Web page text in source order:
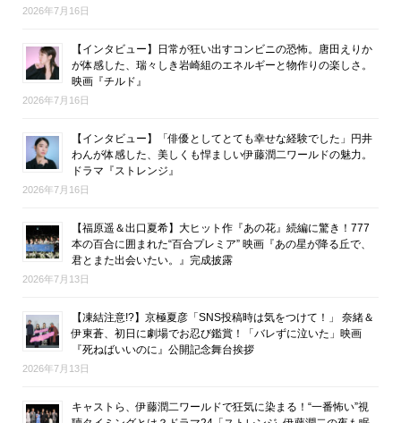
2026年7月16日
【インタビュー】日常が狂い出すコンビニの恐怖。唐田えりか
が体感した、瑞々しき岩崎組のエネルギーと物作りの楽しさ。
映画『チルド』
2026年7月16日
【インタビュー】「俳優としてとても幸せな経験でした」円井
わんが体感した、美しくも悍ましい伊藤潤二ワールドの魅力。
ドラマ『ストレンジ』
2026年7月16日
【福原遥＆出口夏希】大ヒット作『あの花』続編に驚き！777
本の百合に囲まれた“百合プレミア” 映画『あの星が降る丘で、
君とまた出会いたい。』完成披露
2026年7月13日
【凍結注意!?】京極夏彦「SNS投稿時は気をつけて！」 奈緒＆
伊東蒼、初日に劇場でお忍び鑑賞！「バレずに泣いた」映画
『死ねばいいのに』公開記念舞台挨拶
2026年7月13日
キャストら、伊藤潤二ワールドで狂気に染まる！“一番怖い”視